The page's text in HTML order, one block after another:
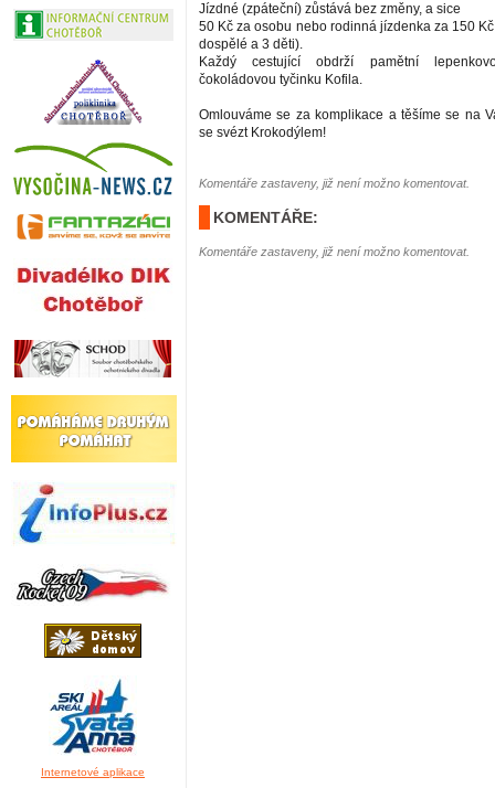
Internetové aplikace
Jízdné (zpáteční) zůstává bez změny, a sice
50 Kč za osobu nebo rodinná jízdenka za 150
dospělé a 3 děti).
Každý cestující obdrží pamětní
čokoládovou tyčinku Kofila.
Omlouváme se za komplikace a těšíme se na
se svézt Krokodýlem!
Komentáře zastaveny, již není možno komentovat.
KOMENTÁŘE:
Komentáře zastaveny, již není možno komentovat.